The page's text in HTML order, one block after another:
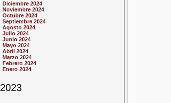
Diciembre 2024
Noviembre 2024
Octubre 2024
Septiembre 2024
Agosto 2024
Julio 2024
Junio 2024
Mayo 2024
Abril 2024
Marzo 2024
Febrero 2024
Enero 2024
2023